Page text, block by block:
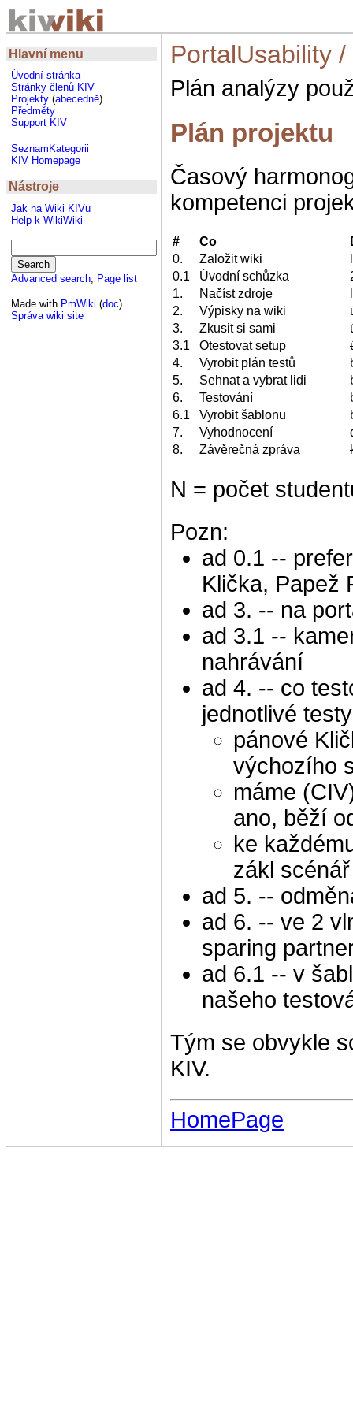
Hlavní menu
Úvodní stránka
Stránky členů KIV
Projekty (abecedně)
Předměty
Support KIV
SeznamKategorii
KIV Homepage
Nástroje
Jak na Wiki KIVu
Help k WikiWiki
Advanced search, Page list
Made with PmWiki (doc)
Správa wiki site
PortalUsability /
Plán analýzy
Plán projektu
Časový
kompetenci
# Co
0.
Založit wiki
0.1
Úvodní schůzka
1.
Načíst zdroje
2.
Výpisky na wiki
3.
Zkusit si sami
3.1
Otestovat setup
4.
Vyrobit plán testů
5.
Sehnat a vybrat lidi
6.
Testování
6.1
Vyrobit šablonu
7.
Vyhodnocení
8.
Závěrečná zpráva
N = počet
Pozn:
ad 0.1 --
Klička, Papež
ad 3. -- na
ad 3.1 --
nahrávání
ad 4. -- co
jednotlivé testy
pánové
výchozího
máme
ano, běží
ke
zákl scénář
ad 5. --
ad 6. -- ve 2
sparing
ad 6.1 -- v
našeho
Tým se obvykle
KIV.
HomePage